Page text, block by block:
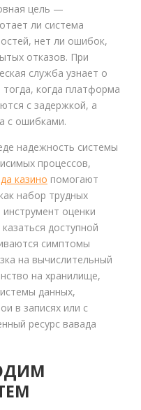
цель —
ли система
нет ли ошибок,
отказов. При
служба узнает о
когда платформа
с задержкой, а
с ошибками.
надежность системы
процессов,
казино помогают
набор трудных
оценки
доступной
симптомы
на вычислительный
на хранилище,
данных,
в записях или с
ресурс вавада